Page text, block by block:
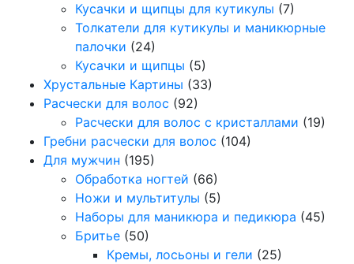
Кусачки и щипцы для кутикулы (7)
Толкатели для кутикулы и маникюрные
палочки (24)
Кусачки и щипцы (5)
Хрустальные Картины (33)
Расчески для волос (92)
Расчески для волос с кристаллами (19)
Гребни расчески для волос (104)
Для мужчин (195)
Обработка ногтей (66)
Ножи и мультитулы (5)
Наборы для маникюра и педикюра (45)
Бритье (50)
Кремы, лосьоны и гели (25)